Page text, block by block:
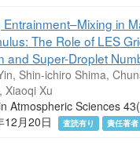
Entrainment–Mixing in
The Role of LES
and Super-Droplet
Shin-ichiro Shima,
Xiaoqi Xu
Atmospheric Sciences
12月20日
査読有り 責任著者